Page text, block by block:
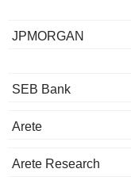
JPMORGAN
SEB Bank
Arete
Arete Research